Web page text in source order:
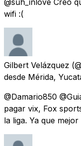
wifi :(
Gilbert Velázquez
desde Mérida,
@Damario850
pagar vix, Fox
la liga. Ya que